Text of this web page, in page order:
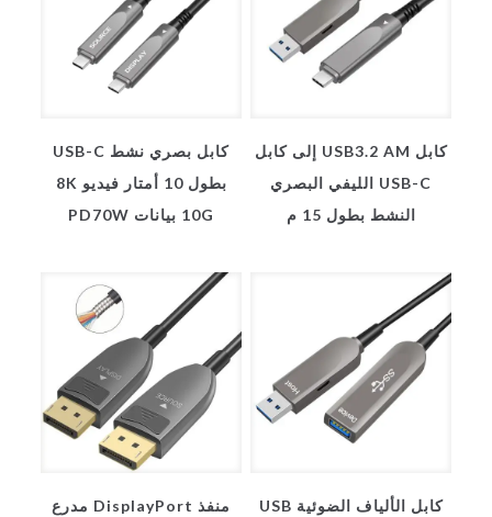
كابل USB3.2 AM إلى كابل
USB-C الليفي البصري
النشط بطول 15 م
كابل بصري نشط USB-C
بطول 10 أمتار فيديو 8K
10G بيانات PD70W
كابل الألياف الضوئية USB منفذ DisplayPort مدرع